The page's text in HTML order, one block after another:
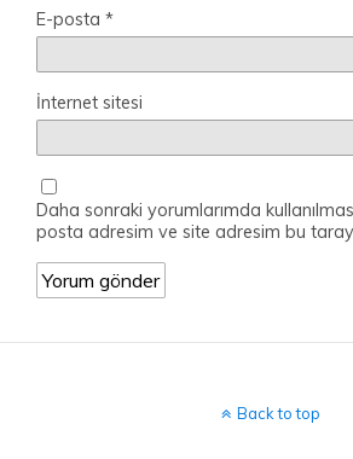
E-posta *
İnternet sitesi
Daha sonraki yorumlarımda
posta adresim ve site adresim bu
Back to top